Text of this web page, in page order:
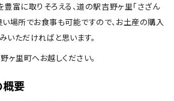
豊富に取りそろえる、道の駅吉野ヶ里「さざん
い場所でお食事も可能ですので、お土産の購入
いただければと思います。
ヶ里町へお越しください。
要